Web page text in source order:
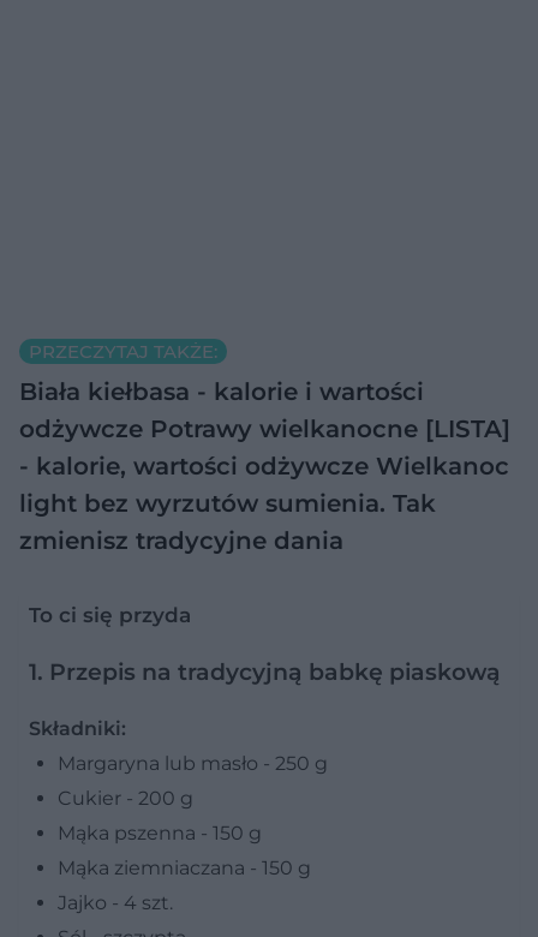
PRZECZYTAJ TAKŻE:
Biała kiełbasa - kalorie i wartości
odżywcze Potrawy wielkanocne [LISTA]
- kalorie, wartości odżywcze Wielkanoc
light bez wyrzutów sumienia. Tak
zmienisz tradycyjne dania
To ci się przyda
1. Przepis na tradycyjną babkę piaskową
Składniki:
Margaryna lub masło - 250 g
Cukier - 200 g
Mąka pszenna - 150 g
Mąka ziemniaczana - 150 g
Jajko - 4 szt.